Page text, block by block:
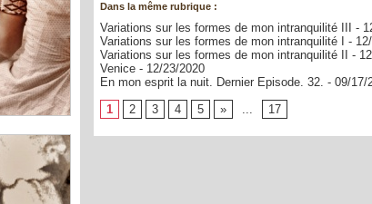
Dans la même rubrique :
Variations sur les formes de mon intranquilité III
-
Variations sur les formes de mon intranquilité I
-
Variations sur les formes de mon intranquilité II
-
Venice - 12/23/2020
En mon esprit la nuit. Dernier Episode. 32. - 09/17/
1
2 3 4 5 » ... 17